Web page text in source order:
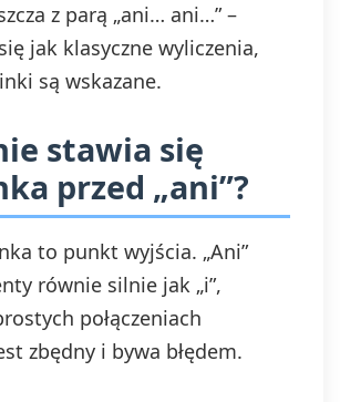
z parą „ani… ani…” –
jak klasyczne wyliczenia,
są wskazane.
stawia się
przed „ani”?
to punkt wyjścia. „Ani”
równie silnie jak „i”,
połączeniach
zbędny i bywa błędem.